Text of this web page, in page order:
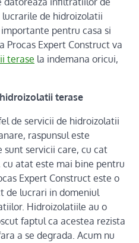
de hidroizolatii
pentru casa si
Procas Expert Construct va
terase la indemana oricui,
terase
de servicii de hidroizolatii
raspunsul este
servicii care, cu cat
atat este mai bine pentru
Expert Construct este o
de lucrari in domeniul
Hidroizolatiile au o
faptul ca acestea rezista
a se degrada. Acum nu